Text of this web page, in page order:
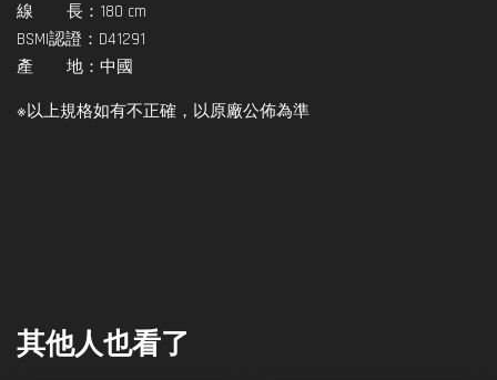
線 長：180 cm
BSMI認證：D41291
產 地：中國
※以上規格如有不正確，以原廠公佈為準
其他人也看了